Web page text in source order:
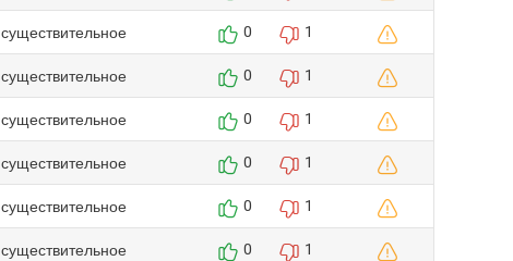
существительное 0 1
существительное 0 1
существительное 0 1
существительное 0 1
существительное 0 1
существительное 0 1